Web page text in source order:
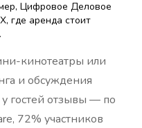
Цифровое Деловое
где аренда стоит
кинотеатры или
и обсуждения
гостей отзывы — по
72% участников